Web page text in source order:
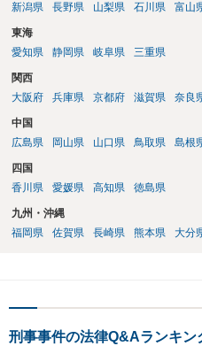
新潟県
長野県 山梨県 石川県 富山
東海
愛知県
静岡県 岐阜県 三重県
関西
大阪府
兵庫県 京都府 滋賀県 奈良
中国
広島県
岡山県 山口県 鳥取県 島根
四国
香川県
愛媛県 高知県 徳島県
九州・沖縄
福岡県
佐賀県 長崎県 熊本県 大分
刑事事件の法律Q&Aランキン